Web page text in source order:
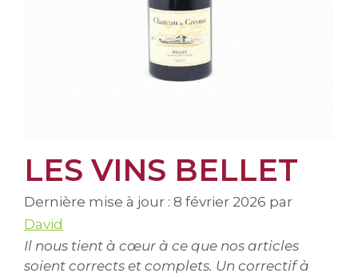
LES VINS BELLET
Dernière mise à jour : 8 février 2026 par
David
Il nous tient à cœur à ce que nos articles
soient corrects et complets. Un correctif à